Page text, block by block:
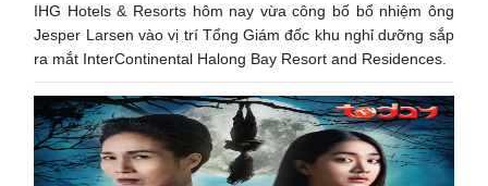
IHG Hotels & Resorts hôm nay vừa công bố bổ nhiệm ông
Jesper Larsen vào vị trí Tổng Giám đốc khu nghỉ dưỡng sắp
ra mắt InterContinental Halong Bay Resort and Residences.